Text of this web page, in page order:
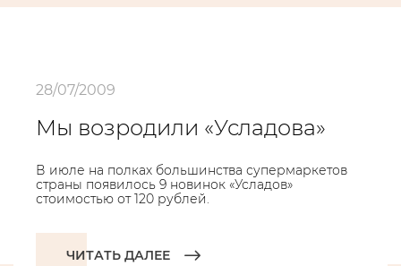
28/07/2009
Мы возродили «Усладова»
В июле на полках большинства супермаркетов
страны появилось 9 новинок «Усладов»
стоимостью от 120 рублей.
ЧИТАТЬ ДАЛЕЕ